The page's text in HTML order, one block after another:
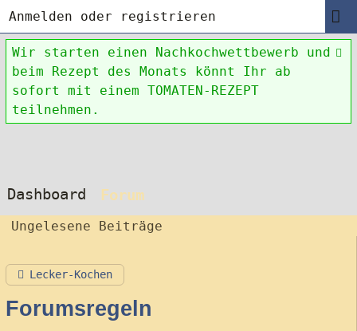
Anmelden oder registrieren
Wir starten einen Nachkochwettbewerb und
beim Rezept des Monats könnt Ihr ab
sofort mit einem TOMATEN-REZEPT
teilnehmen.
Dashboard Forum
Ungelesene Beiträge
Lecker-Kochen
Forumsregeln